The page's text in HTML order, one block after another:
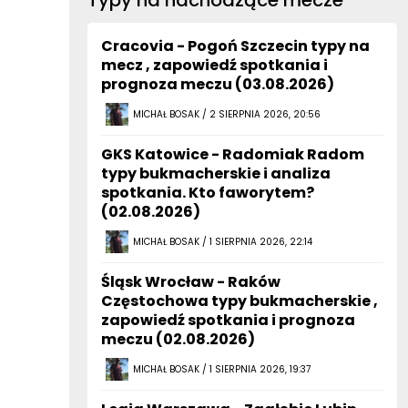
Cracovia - Pogoń Szczecin typy na
mecz , zapowiedź spotkania i
prognoza meczu (03.08.2026)
MICHAŁ BOSAK / 2 SIERPNIA 2026, 20:56
GKS Katowice - Radomiak Radom
typy bukmacherskie i analiza
spotkania. Kto faworytem?
(02.08.2026)
MICHAŁ BOSAK / 1 SIERPNIA 2026, 22:14
Śląsk Wrocław - Raków
Częstochowa typy bukmacherskie ,
zapowiedź spotkania i prognoza
meczu (02.08.2026)
MICHAŁ BOSAK / 1 SIERPNIA 2026, 19:37